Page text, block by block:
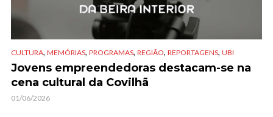
CULTURA, MEMÓRIAS, PROGRAMAS, REGIÃO, REPORTAGENS, UBI
Jovens empreendedoras destacam-se na
cena cultural da Covilhã
01/06/2026